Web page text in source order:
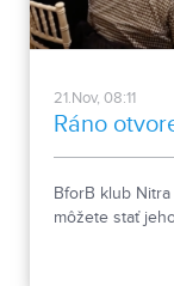
21.Nov, 08:11
Ráno
BforB klub
môžete stať